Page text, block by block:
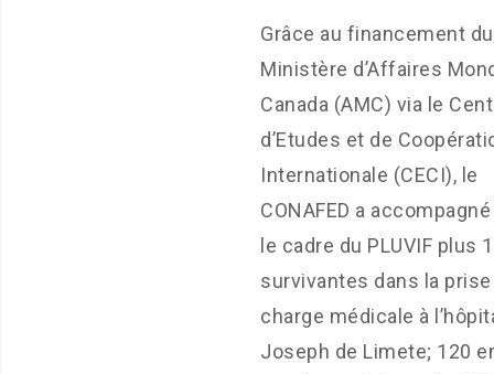
Grâce au financement du
Ministère d’Affaires
Canada (AMC) via le
d’Etudes et de
Internationale (CECI), le
CONAFED a
le cadre du PLUVIF plus
survivantes dans la
charge médicale à
Joseph de Limete; 120